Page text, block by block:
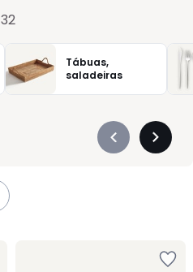
32
Tábuas,
saladeiras
Précédent